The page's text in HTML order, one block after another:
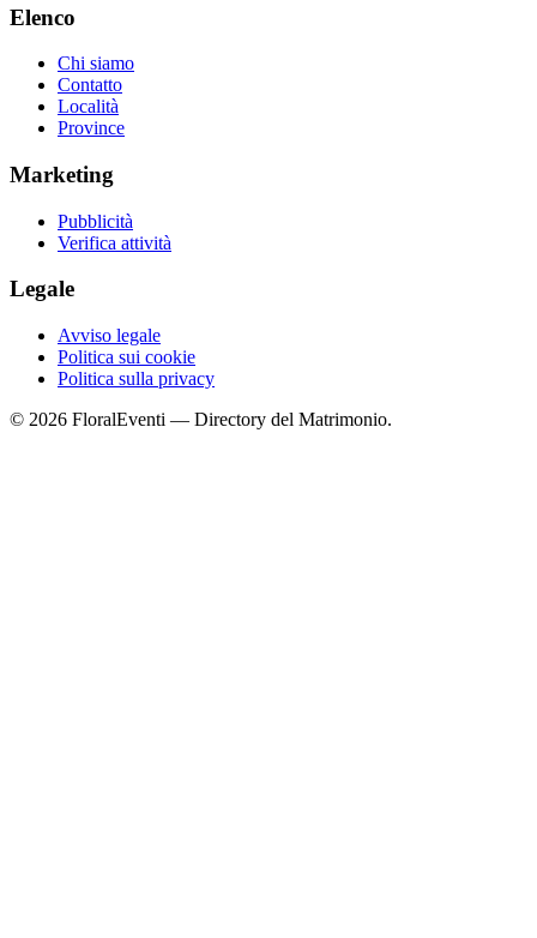
Elenco
Chi siamo
Contatto
Località
Province
Marketing
Pubblicità
Verifica attività
Legale
Avviso legale
Politica sui cookie
Politica sulla privacy
© 2026 FloralEventi — Directory del Matrimonio.